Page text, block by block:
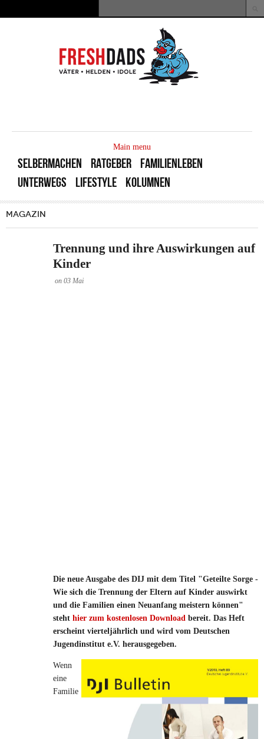
Suchformular
Main menu
SELBERMACHEN RATGEBER
FAMILIENLEBEN
UNTERWEGS
LIFESTYLE KOLUMNEN
MAGAZIN
Trennung und ihre Auswirkungen auf
Kinder
on 03 Mai
Die neue Ausgabe des DIJ mit dem Titel "Geteilte Sorge -
Wie sich die Trennung der Eltern auf Kinder auswirkt
und die Familien einen Neuanfang meistern können"
steht hier zum kostenlosen Download bereit. Das Heft
erscheint vierteljährlich und wird vom Deutschen
Jugendinstitut e.V. herausgegeben.
Wenn
eine
Familie